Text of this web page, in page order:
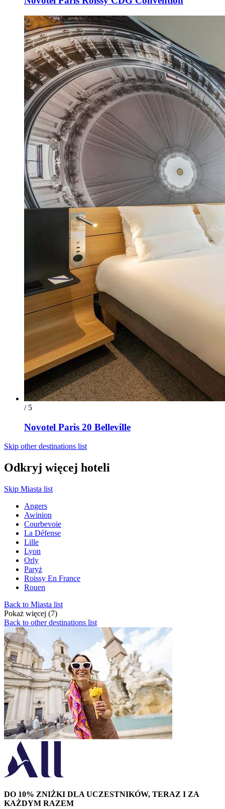
/ 5
Novotel Paris 20 Belleville
Skip other destinations list
Odkryj więcej hoteli
Skip Miasta list
Angers
Awinion
Courbevoie
La Défense
Lille
Lyon
Orly
Paryż
Roissy En France
Rouen
Back to Miasta list
Pokaż więcej (7)
Back to other destinations list
DO 10% ZNIŻKI DLA UCZESTNIKÓW, TERAZ I ZA
KAŻDYM RAZEM